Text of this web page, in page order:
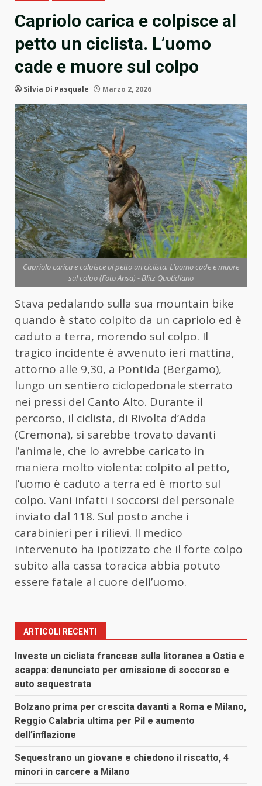
Capriolo carica e colpisce al
petto un ciclista. L’uomo
cade e muore sul colpo
Silvia Di Pasquale Marzo 2, 2026
Capriolo carica e colpisce al petto un ciclista. L'uomo cade e muore
sul colpo (Foto Ansa) - Blitz Quotidiano
Stava pedalando sulla sua mountain bike
quando è stato colpito da un capriolo ed è
caduto a terra, morendo sul colpo. Il
tragico incidente è avvenuto ieri mattina,
attorno alle 9,30, a Pontida (Bergamo),
lungo un sentiero ciclopedonale sterrato
nei pressi del Canto Alto. Durante il
percorso, il ciclista, di Rivolta d’Adda
(Cremona), si sarebbe trovato davanti
l’animale, che lo avrebbe caricato in
maniera molto violenta: colpito al petto,
l’uomo è caduto a terra ed è morto sul
colpo. Vani infatti i soccorsi del personale
inviato dal 118. Sul posto anche i
carabinieri per i rilievi. Il medico
intervenuto ha ipotizzato che il forte colpo
subito alla cassa toracica abbia potuto
essere fatale al cuore dell’uomo.
ARTICOLI RECENTI
Investe un ciclista francese sulla litoranea a Ostia e
scappa: denunciato per omissione di soccorso e
auto sequestrata
Bolzano prima per crescita davanti a Roma e Milano,
Reggio Calabria ultima per Pil e aumento
dell’inflazione
Sequestrano un giovane e chiedono il riscatto, 4
minori in carcere a Milano